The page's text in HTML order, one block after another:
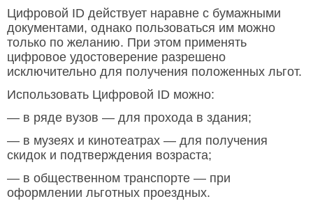
Цифровой ID действует наравне с бумажными
документами, однако пользоваться им можно
только по желанию. При этом применять
цифровое удостоверение разрешено
исключительно для получения положенных льгот.
Использовать Цифровой ID можно:
— в ряде вузов — для прохода в здания;
— в музеях и кинотеатрах — для получения
скидок и подтверждения возраста;
— в общественном транспорте — при
оформлении льготных проездных.